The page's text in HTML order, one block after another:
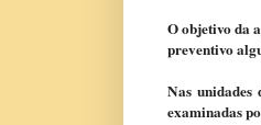
O objetivo da
preventivo
Nas unidades
examinadas